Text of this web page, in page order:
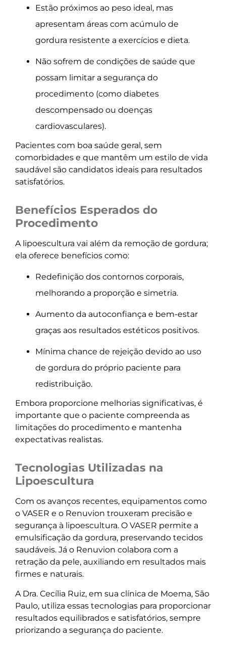
Estão próximos ao peso ideal, mas
apresentam áreas com acúmulo de
gordura resistente a exercícios e dieta.
Não sofrem de condições de saúde que
possam limitar a segurança do
procedimento (como diabetes
descompensado ou doenças
cardiovasculares).
Pacientes com boa saúde geral, sem
comorbidades e que mantêm um estilo de vida
saudável são candidatos ideais para resultados
satisfatórios.
Benefícios Esperados do
Procedimento
A lipoescultura vai além da remoção de gordura;
ela oferece benefícios como:
Redefinição dos contornos corporais,
melhorando a proporção e simetria.
Aumento da autoconfiança e bem-estar
graças aos resultados estéticos positivos.
Mínima chance de rejeição devido ao uso
de gordura do próprio paciente para
redistribuição.
Embora proporcione melhorias significativas, é
importante que o paciente compreenda as
limitações do procedimento e mantenha
expectativas realistas.
Tecnologias Utilizadas na
Lipoescultura
Com os avanços recentes, equipamentos como
o VASER e o Renuvion trouxeram precisão e
segurança à lipoescultura. O VASER permite a
emulsificação da gordura, preservando tecidos
saudáveis. Já o Renuvion colabora com a
retração da pele, auxiliando em resultados mais
firmes e naturais.
A Dra. Cecília Ruiz, em sua clínica de Moema, São
Paulo, utiliza essas tecnologias para proporcionar
resultados equilibrados e satisfatórios, sempre
priorizando a segurança do paciente.